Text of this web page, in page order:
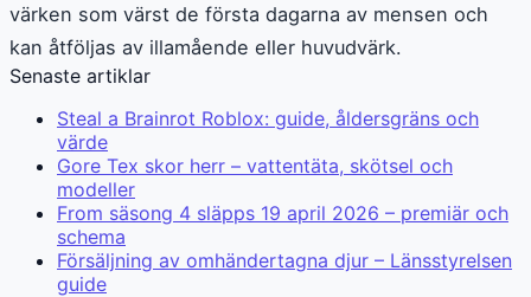
värken som värst de första dagarna av mensen och
kan åtföljas av illamående eller huvudvärk.
Senaste artiklar
Steal a Brainrot Roblox: guide, åldersgräns och
värde
Gore Tex skor herr – vattentäta, skötsel och
modeller
From säsong 4 släpps 19 april 2026 – premiär och
schema
Försäljning av omhändertagna djur – Länsstyrelsen
guide